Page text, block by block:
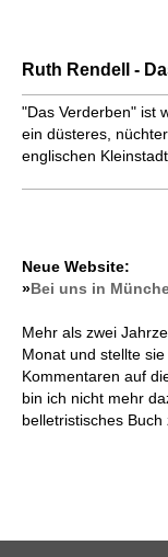
Ruth Rendell -
"Das Verderben" ist
ein düsteres,
englischen
Neue Website:
»Bei uns in
Mehr als zwei
Monat und stellte
Kommentaren auf
bin ich nicht mehr
belletristisches Buch